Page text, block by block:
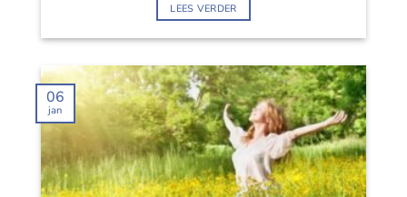
LEES VERDER
06
jan